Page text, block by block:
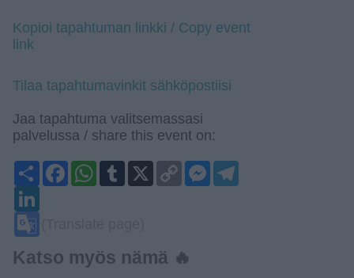
Kopioi tapahtuman linkki / Copy event
link
Tilaa tapahtumavinkit sähköpostiisi
Jaa tapahtuma valitsemassasi
palvelussa / share this event on:
ShareFacebook
WhatsApp
Tumblr
Copy
Link
Messenger
Katso myös nämä 🔥